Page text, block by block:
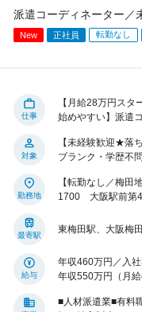
派遣コーディネーター／
New 正社員 転勤なし
仕事
【月給28万円ス
始めやすい】派遣
対象
【未経験歓迎★落
ブランク・学歴不
勤務地
【転勤なし／梅田
1700 大阪駅前第4
最寄駅
東梅田駅、大阪梅
給与
年収460万円／入
年収550万円（月
■人材派遣業■有料